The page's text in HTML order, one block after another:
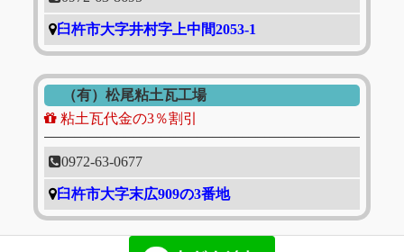
臼杵市大字井村字上中間2053-1
（有）松尾粘土瓦工場
粘土瓦代金の3％割引
0972-63-0677
臼杵市大字末広909の3番地